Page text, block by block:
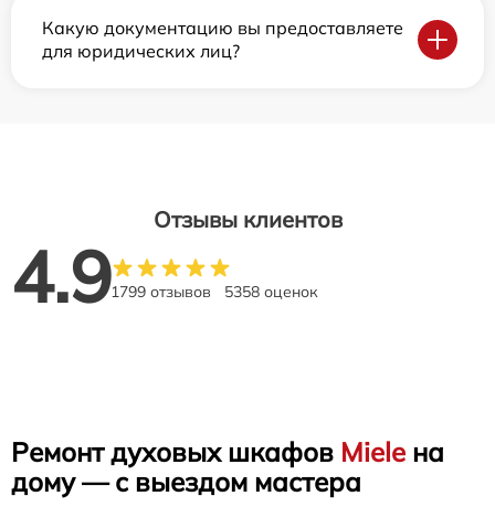
Какую документацию вы предоставляете
для юридических лиц?
Отзывы клиентов
4.91799 отзывов 5358 оценок
Ремонт духовых шкафов Miele на
дому — с выездом мастера